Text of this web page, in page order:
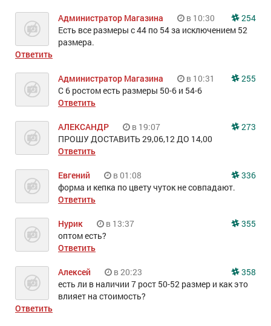
Администратор Магазина в 10:30
254
Есть все размеры с 44 по 54 за исключением 52
размера.
Ответить
Администратор Магазина в 10:31
255
С 6 ростом есть размеры 50-6 и 54-6
Ответить
АЛЕКСАНДР в 19:07
273
ПРОШУ ДОСТАВИТЬ 29,06,12 ДО 14,00
Ответить
Евгений в 01:08
336
форма и кепка по цвету чуток не совпадают.
Ответить
Нурик в 13:37
355
оптом есть?
Ответить
Алексей в 20:23
358
есть ли в наличии 7 рост 50-52 размер и как это
влияет на стоимость?
Ответить